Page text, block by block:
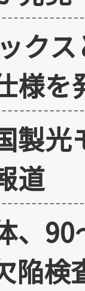
ク
様を
製光
道
、
陥検